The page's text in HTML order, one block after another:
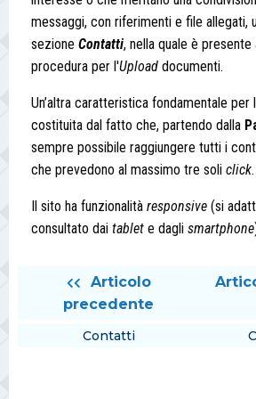
messaggi, con riferimenti e file allegati,
sezione Contatti, nella quale è presente
procedura per l'Upload documenti.
Un’altra caratteristica fondamentale per
costituita dal fatto che, partendo dalla
sempre possibile raggiungere tutti i
che prevedono al massimo tre soli click.
Il sito ha funzionalità responsive (si
consultato dai tablet e dagli smartphone
Articolo
precedente
Contatti